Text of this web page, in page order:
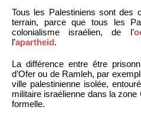
Tous les Palestiniens sont des
terrain, parce que tous les
colonialisme israélien, de l’
l’apartheid.
La différence entre être
d’Ofer ou de Ramleh, par
ville palestinienne isolée,
militaire israélienne dans la
formelle.